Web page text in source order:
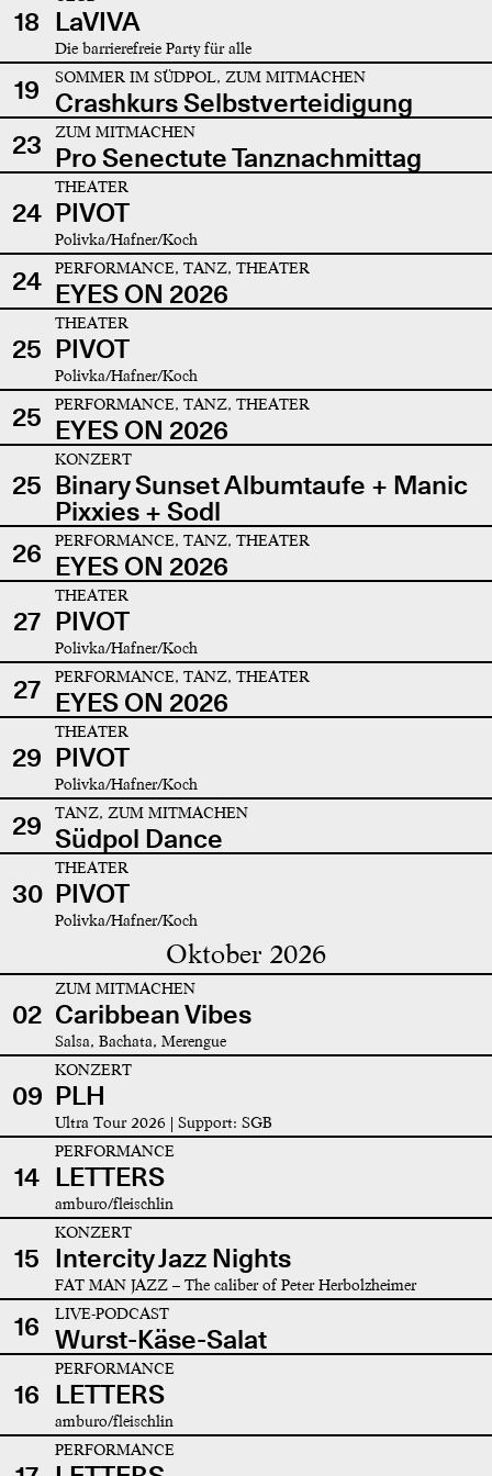
18 LaVIVA
Die barrierefreie Party für alle
19 SOMMER IM SÜDPOL, ZUM MITMACHEN
Crashkurs Selbstverteidigung
23
ZUM MITMACHEN
Pro Senectute Tanznachmittag
24
THEATER
PIVOT
Polivka/Hafner/Koch
24 PERFORMANCE, TANZ, THEATER
EYES ON 2026
25
THEATER
PIVOT
Polivka/Hafner/Koch
25 PERFORMANCE, TANZ, THEATER
EYES ON 2026
25
KONZERT
Binary Sunset Albumtaufe + Manic
Pixxies + Sodl
26
PERFORMANCE, TANZ, THEATER
EYES ON 2026
27
THEATER
PIVOT
Polivka/Hafner/Koch
27 PERFORMANCE, TANZ, THEATER
EYES ON 2026
29
THEATER
PIVOT
Polivka/Hafner/Koch
29 TANZ, ZUM MITMACHEN
Südpol Dance
30
THEATER
PIVOT
Polivka/Hafner/Koch
Oktober 2026
02
ZUM MITMACHEN
Caribbean Vibes
Salsa, Bachata, Merengue
09
KONZERT
PLH
Ultra Tour 2026 | Support: SGB
14
PERFORMANCE
LETTERS
amburo/fleischlin
15
KONZERT
Intercity Jazz Nights
FAT MAN JAZZ – The caliber of Peter Herbolzheimer
16 LIVE-PODCAST
Wurst-Käse-Salat
16
PERFORMANCE
LETTERS
amburo/fleischlin
PERFORMANCE